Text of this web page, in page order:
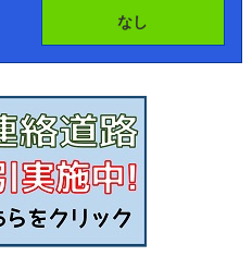
なし